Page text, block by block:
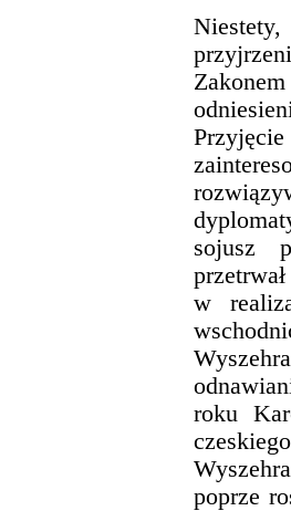
sojusz
w
roku
poprze